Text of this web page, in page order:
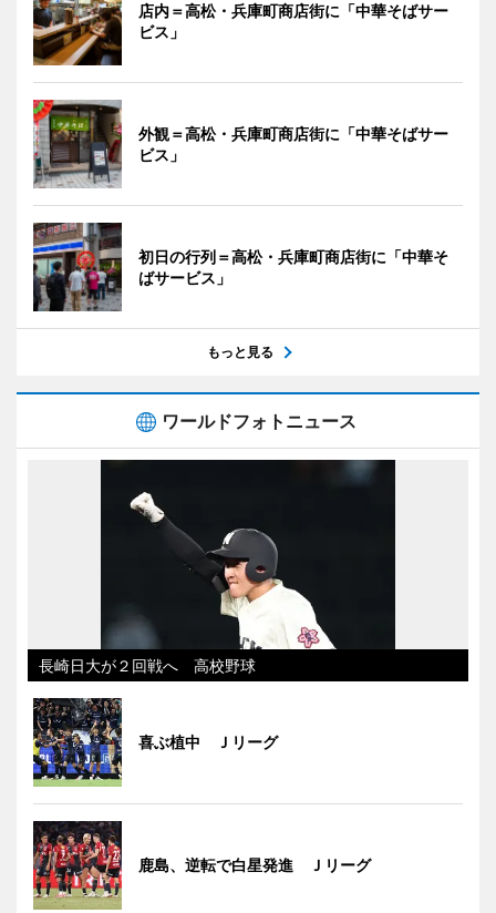
店内＝高松・兵庫町商店街に「中華そばサー
ビス」
外観＝高松・兵庫町商店街に「中華そばサー
ビス」
初日の行列＝高松・兵庫町商店街に「中華そ
ばサービス」
もっと見る
ワールドフォトニュース
長崎日大が２回戦へ 高校野球
喜ぶ植中 Ｊリーグ
鹿島、逆転で白星発進 Ｊリーグ